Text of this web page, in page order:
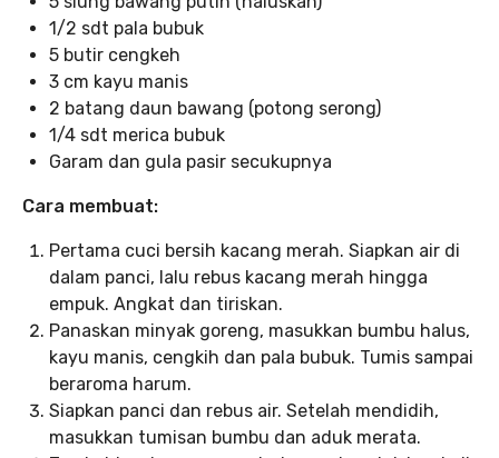
1/2 sdt pala bubuk
5 butir cengkeh
3 cm kayu manis
2 batang daun bawang (potong serong)
1/4 sdt merica bubuk
Garam dan gula pasir secukupnya
Cara membuat:
Pertama cuci bersih kacang merah. Siapkan air di
dalam panci, lalu rebus kacang merah hingga
empuk. Angkat dan tiriskan.
Panaskan minyak goreng, masukkan bumbu halus,
kayu manis, cengkih dan pala bubuk. Tumis sampai
beraroma harum.
Siapkan panci dan rebus air. Setelah mendidih,
masukkan tumisan bumbu dan aduk merata.